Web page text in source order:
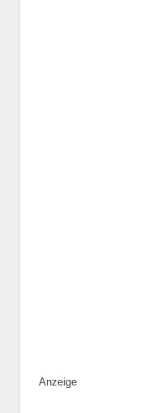
Anzeige